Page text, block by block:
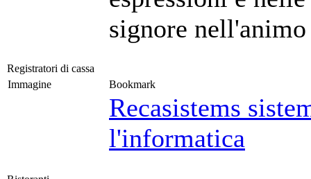
signore
Registratori di cassa
Immagine
Bookmark
Recasistems
l'informatica